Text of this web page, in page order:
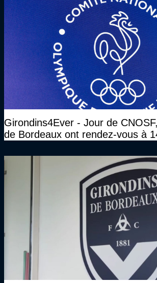
Girondins4Ever - Jour de
de Bordeaux ont rendez-vous à